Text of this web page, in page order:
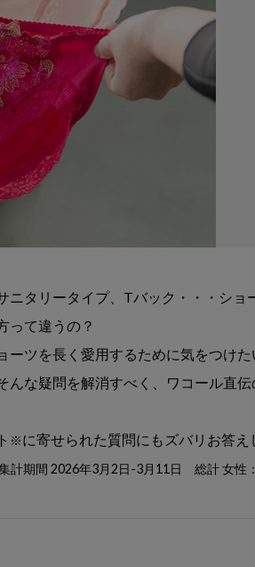
ニタリータイプ、Tバック・・・シ
って違うの？
ーツを長く愛用するために気をつけた
んな疑問を解消すべく、ワコール直
※に寄せられた質問にもズバリお答え
計期間 2026年3月2日-3月11日 総計 女性